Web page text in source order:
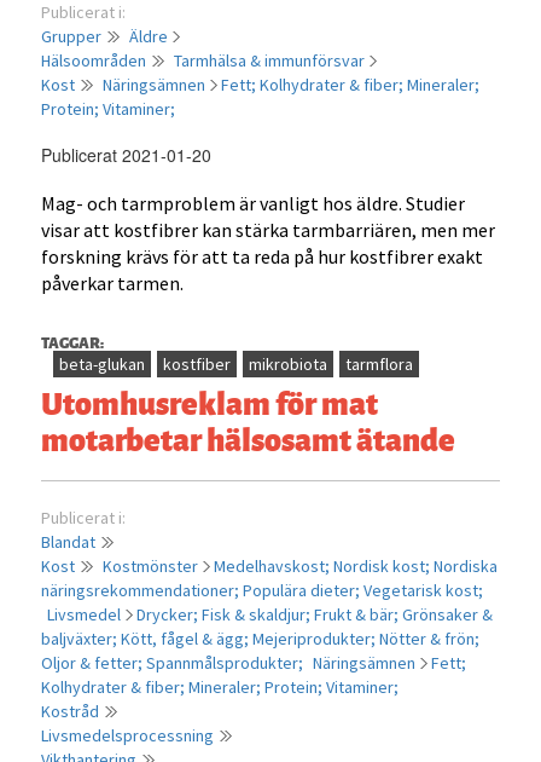
Publicerat i:
Grupper
Äldre
Hälsoområden
Tarmhälsa & immunförsvar
Kost
Näringsämnen Fett;Kolhydrater & fiber;Mineraler;
Protein;Vitaminer;
Publicerat 2021-01-20
Mag- och tarmproblem är vanligt hos äldre. Studier
visar att kostfibrer kan stärka tarmbarriären, men mer
forskning krävs för att ta reda på hur kostfibrer exakt
påverkar tarmen.
TAGGAR:
beta-glukan kostfiber mikrobiota tarmflora
Utomhusreklam för mat
motarbetar hälsosamt ätande
Publicerat i:
Blandat
Kost
Kostmönster Medelhavskost;Nordisk kost;Nordiska
näringsrekommendationer;Populära dieter;Vegetarisk kost;
Livsmedel
Drycker;Fisk & skaldjur;Frukt & bär;Grönsaker &
baljväxter;Kött, fågel & ägg;Mejeriprodukter;Nötter & frön;
Oljor & fetter;Spannmålsprodukter; Näringsämnen
Fett;
Kolhydrater & fiber;Mineraler;Protein;Vitaminer;
Kostråd
Livsmedelsprocessning